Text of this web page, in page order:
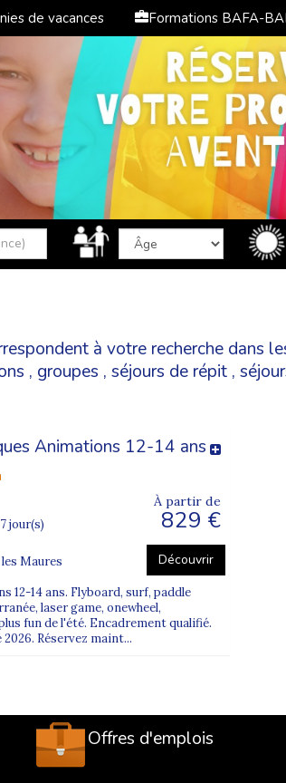
de vacances Formations BAFA-
à votre recherche dans
, groupes , séjours de répit ,
Animations 12-14 ans
jour(s)
Maures
À partir de
829 €
Découvrir
12-14 ans. Flyboard, surf, paddle
laser game, onewheel,
fun de l'été. Encadrement qualifié.
Réservez maint...
Offres d'emplois